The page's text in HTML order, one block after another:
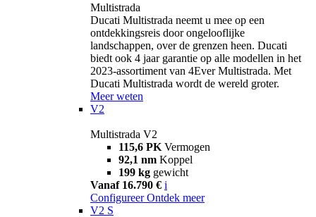
Multistrada
Ducati Multistrada neemt u mee op een
ontdekkingsreis door ongelooflijke
landschappen, over de grenzen heen. Ducati
biedt ook 4 jaar garantie op alle modellen in het
2023-assortiment van 4Ever Multistrada. Met
Ducati Multistrada wordt de wereld groter.
Meer weten
V2
Multistrada V2
115,6 PK Vermogen
92,1 nm Koppel
199 kg gewicht
Vanaf 16.790 € i
Configureer Ontdek meer
V2 S